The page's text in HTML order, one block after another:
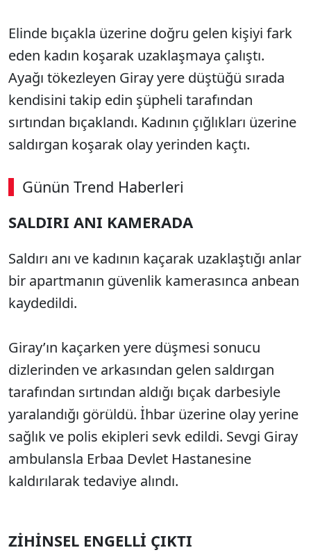
Elinde bıçakla üzerine doğru gelen kişiyi fark
eden kadın koşarak uzaklaşmaya çalıştı.
Ayağı tökezleyen Giray yere düştüğü sırada
kendisini takip edin şüpheli tarafından
sırtından bıçaklandı. Kadının çığlıkları üzerine
saldırgan koşarak olay yerinden kaçtı.
Günün Trend Haberleri
00:02 / 09:15
SALDIRI ANI KAMERADA
Saldırı anı ve kadının kaçarak uzaklaştığı anlar
bir apartmanın güvenlik kamerasınca anbean
kaydedildi.
Giray’ın kaçarken yere düşmesi sonucu
dizlerinden ve arkasından gelen saldırgan
tarafından sırtından aldığı bıçak darbesiyle
yaralandığı görüldü. İhbar üzerine olay yerine
sağlık ve polis ekipleri sevk edildi. Sevgi Giray
ambulansla Erbaa Devlet Hastanesine
kaldırılarak tedaviye alındı.
ZİHİNSEL ENGELLİ ÇIKTI